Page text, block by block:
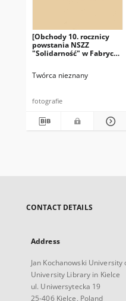
[Obchody 10. rocznicy
powstania NSZZ
"Solidarność" w Fabryce
Twórca nieznany
fotografie
CONTACT DETAILS
Address
Jan Kochanowski University
University Library in Kielce
ul. Uniwersytecka 19
25-406 Kielce, Poland